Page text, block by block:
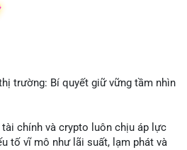
thị trường nhưng phản ánh tâm
dòng tiền này hướng về ví sàn
xác nhận xu hướng. Không nên
một giao dịch đơn lẻ, hãy ưu tiên
trường: Bí quyết giữ vững tầm nhìn
chính và crypto luôn chịu áp lực
tố vĩ mô như lãi suất, lạm phát và